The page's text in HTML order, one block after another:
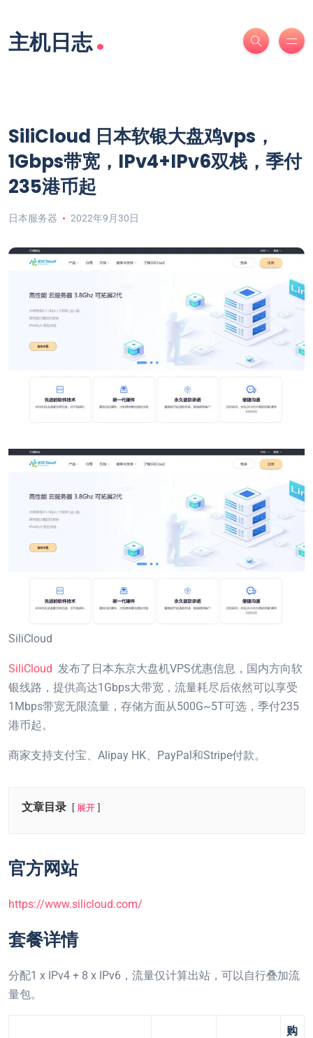
主机日志.
SiliCloud 日本软银大盘鸡vps，
1Gbps带宽，IPv4+IPv6双栈，季付
235港币起
日本服务器 2022年9月30日
SiliCloud
SiliCloud 发布了日本东京大盘机VPS优惠信息，国内方向软
银线路，提供高达1Gbps大带宽，流量耗尽后依然可以享受
1Mbps带宽无限流量，存储方面从500G~5T可选，季付235
港币起。
商家支持支付宝、Alipay HK、PayPal和Stripe付款。
文章目录 展开
官方网站
https://www.silicloud.com/
套餐详情
分配1 x IPv4 + 8 x IPv6，流量仅计算出站，可以自行叠加流
量包。
购